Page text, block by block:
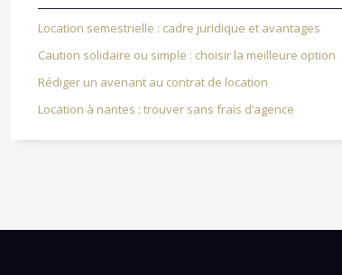
Location semestrielle : cadre juridique et avantages
Caution solidaire ou simple : choisir la meilleure option
Rédiger un avenant au contrat de location
Location à nantes : trouver sans frais d’agence